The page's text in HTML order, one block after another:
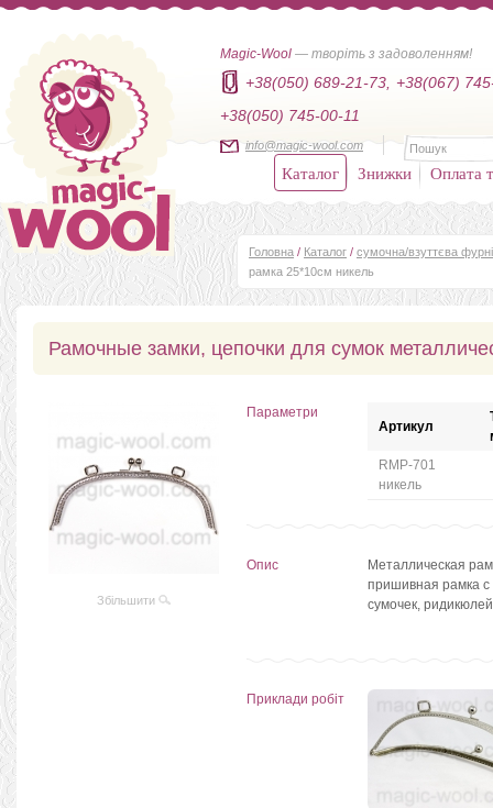
Magic-Wool — творіть з задоволенням!
+38(050) 689-21-73,
+38(067)
+38(050) 745-00-11
info@magic-wool.com
Каталог Знижки Оплата
Головна / Каталог / сумочна/взуттєва
рамка 25*10см никель
Рамочные замки, цепочки для сумок
Збільшити
Параметри
Артикул
RMP-701
никель
Опис
Металлическая
пришивная рамка
сумочек,
Приклади робіт